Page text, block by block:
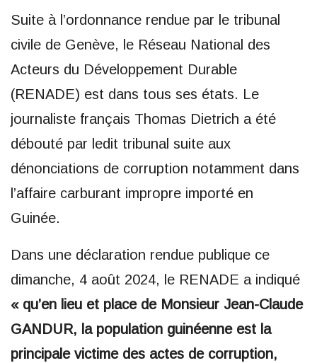
Suite à l’ordonnance rendue par le tribunal
civile de Genève, le Réseau National des
Acteurs du Développement Durable
(RENADE) est dans tous ses états. Le
journaliste français Thomas Dietrich a été
débouté par ledit tribunal suite aux
dénonciations de corruption notamment dans
l’affaire carburant impropre importé en
Guinée.
Dans une déclaration rendue publique ce
dimanche, 4 août 2024, le RENADE a indiqué
« qu’en lieu et place de Monsieur Jean-Claude
GANDUR, la population guinéenne est la
principale victime des actes de corruption,